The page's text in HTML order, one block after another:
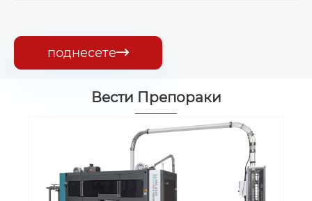
поднесете
Вести Препораки